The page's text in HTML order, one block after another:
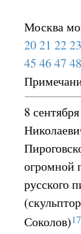
Москва
20 21 22 23
45 46 47 48
8
огромной
русского
Соколов)